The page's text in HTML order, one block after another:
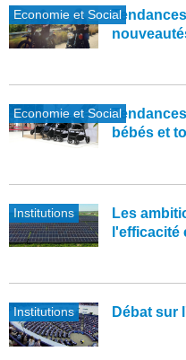
Economie et Social
Economie et Social
bébés et
Institutions
Les
l'efficacité
Institutions Débat sur